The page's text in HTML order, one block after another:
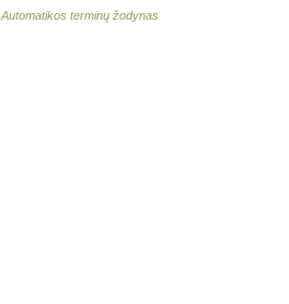
Automatikos terminų žodynas